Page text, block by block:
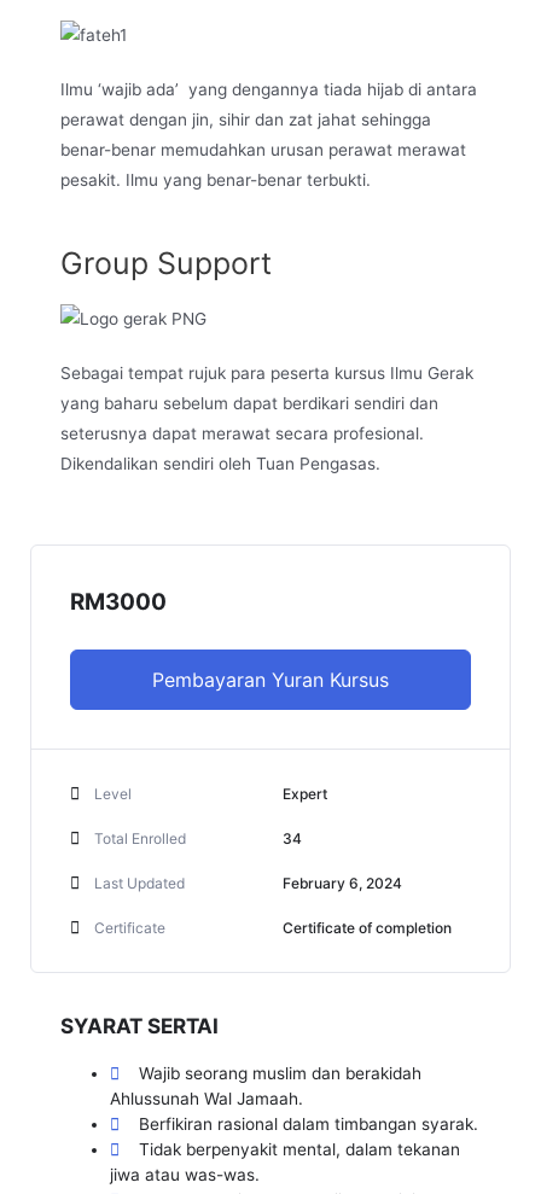
Ilmu ‘wajib ada’ yang dengannya tiada hijab di antara
perawat dengan jin, sihir dan zat jahat sehingga
benar-benar memudahkan urusan perawat merawat
pesakit. Ilmu yang benar-benar terbukti.
Group Support
Sebagai tempat rujuk para peserta kursus Ilmu Gerak
yang baharu sebelum dapat berdikari sendiri dan
seterusnya dapat merawat secara profesional.
Dikendalikan sendiri oleh Tuan Pengasas.
RM3000
Pembayaran Yuran Kursus
Level Expert
Total Enrolled 34
Last Updated February 6, 2024
Certificate Certificate of completion
SYARAT SERTAI
Wajib seorang muslim dan berakidah
Ahlussunah Wal Jamaah.
Berfikiran rasional dalam timbangan syarak.
Tidak berpenyakit mental, dalam tekanan
jiwa atau was-was.